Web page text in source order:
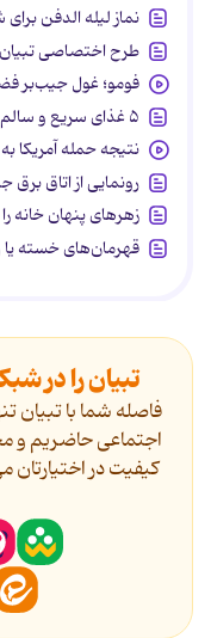
نماز لیله الدفن
طرح اختصاصی
فومو؛ غول جیب‌بر
۵ غذای سریع و سالم برای طبیعت‌گردی
نتیجه حمله آمریکا
رونمایی از اتاق برق
زهرهای پنهان خانه
قهرمان‌های خسته یا
تبیان را در
فاصله شما با
اجتماعی حاضریم و
کیفیت در اختیارتان